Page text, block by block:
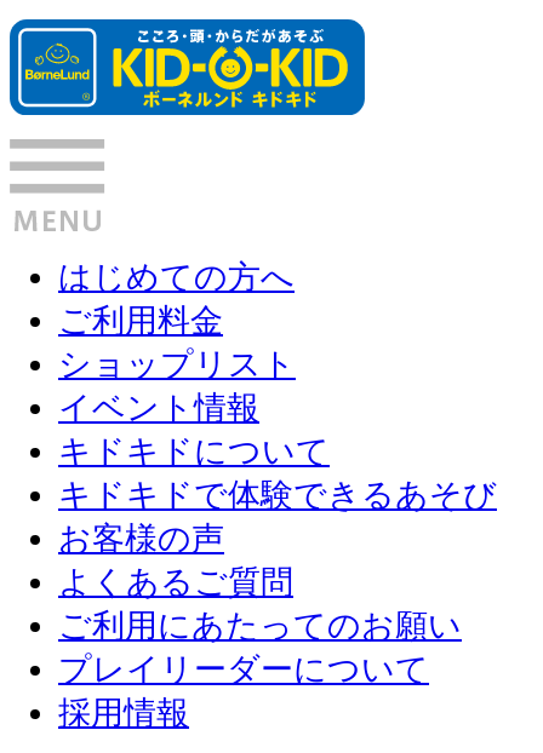
はじめての方へ
ご利用料金
ショップリスト
イベント情報
キドキドについて
キドキドで体験できるあそび
お客様の声
よくあるご質問
ご利用にあたってのお願い
プレイリーダーについて
採用情報